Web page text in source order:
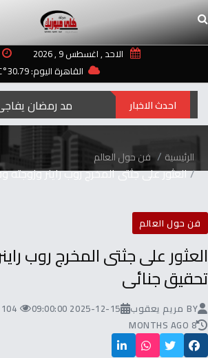
الاحد , اغسطس 9 , 2026
القاهرة اليوم: 30.79°C
احدث الاخبار
الرئيسية فن حول العالم
العثور على جثتى المخرج روب راينر
فن حول العالم
العثور على جثتى المخرج روب
تحقيق جنائى
BY مريم يعقوب 2025-12-15 09:00:00
104 VISITS
8 MONTHS AGO